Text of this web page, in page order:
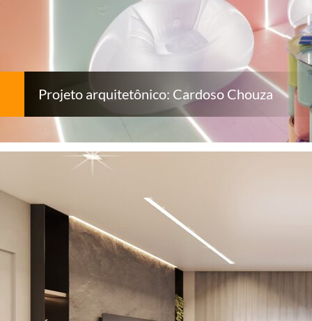
Projeto arquitetônico: Cardoso Chouza